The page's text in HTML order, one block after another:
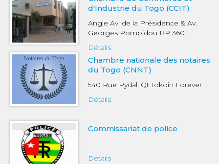
d'Industrie du Togo (CCIT)
Angle Av. de la Présidence & Av.
Georges Pompidou BP 360
Détails
Chambre nationale des notaires
du Togo (CNNT)
540 Rue Pydal, Qt Tokoin Forever
Détails
Commissariat de police
Détails